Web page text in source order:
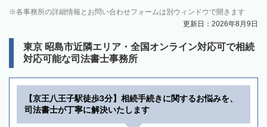
各事務所の詳細情報とお問い合わせフォームは別ウィンドウで開きます
更新日：2026年8月9日
東京 昭島市近隣エリア・全国オンライン対応可で相続
対応可能な司法書士事務所
【京王八王子駅徒歩3分】相続手続きに関するお悩みを、
司法書士が丁寧に解決いたします